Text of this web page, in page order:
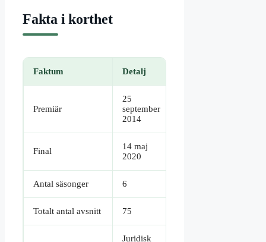
Fakta i korthet
Faktum Detalj
Premiär
25
september
2014
Final
14 maj
2020
Antal säsonger 6
Totalt antal avsnitt 75
Juridisk